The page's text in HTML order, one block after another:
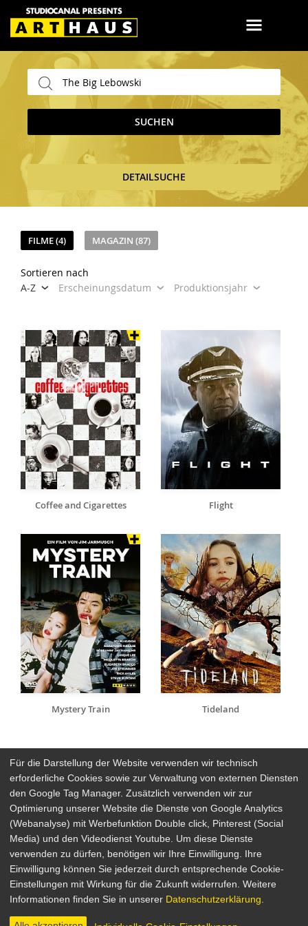
SUCHEN
DETAILSUCHE
FILME (4) MAGAZIN (87)
Sortieren nach
A-Z
Erscheinungsdatum Produktionsjahr
Coffee and Cigarettes Flight
Mystery Train Tideland
Arthaus Stores
Social Media
Detailsuche
Newsletter
Über Arthaus
Impressum
Datenschutz
AGB
Für die Darstellung der Website verwenden wir technisch
erforderliche Cookies sowie zur Verwaltung von externen Diensten
den Google Tag Manager. Zusätzlich verwenden wir zur
Optimierung unserer Website die Dienste von Google Analytics
(Webanalyse) mit Werbefunktion Double click, Pinterest (Social
Media) und den Videodienst Youtube. Um diese Dienste
verwenden zu dürfen, benötigen wir Ihre Einwilligung. Ihre
Einwilligung können Sie jederzeit durch entsprechende Cookie-
Einstellungen mit Wirkung für die Zukunft widerrufen. Weitere
Informationen finden Sie in unserer Datenschutzerklärung